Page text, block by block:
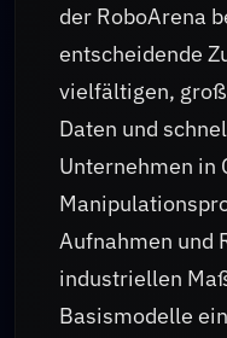
der RoboArena
entscheidende
vielfältigen,
Daten und
Unternehmen in
Aufnahmen und
industriellen
Basismodelle